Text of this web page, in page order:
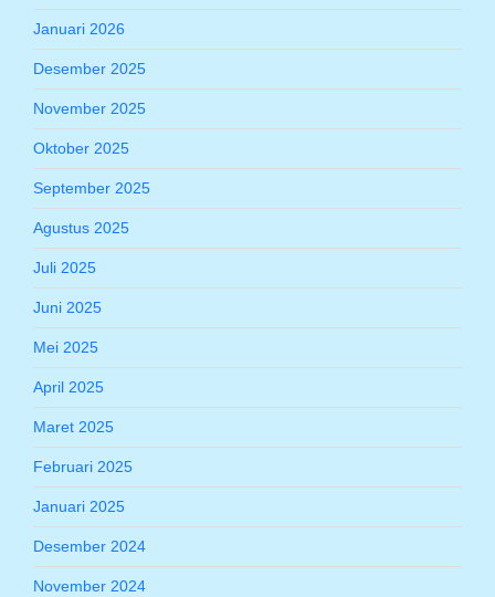
Januari 2026
Desember 2025
November 2025
Oktober 2025
September 2025
Agustus 2025
Juli 2025
Juni 2025
Mei 2025
April 2025
Maret 2025
Februari 2025
Januari 2025
Desember 2024
November 2024